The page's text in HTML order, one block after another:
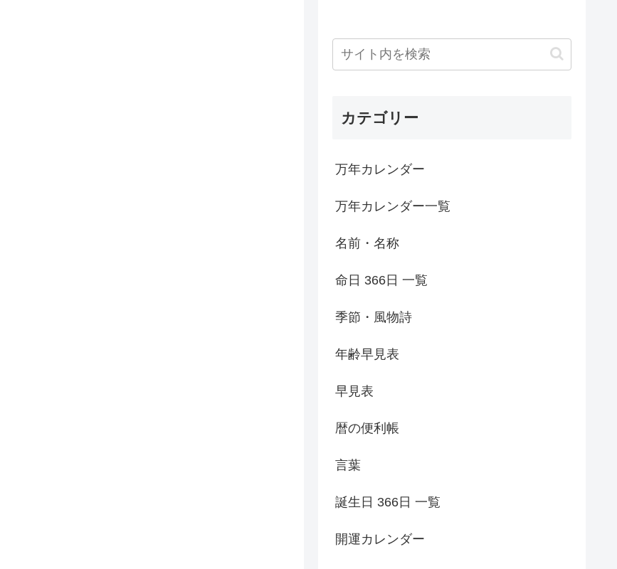
カテゴリー
万年カレンダー
万年カレンダー一覧
名前・名称
命日 366日 一覧
季節・風物詩
年齢早見表
早見表
暦の便利帳
言葉
誕生日 366日 一覧
開運カレンダー